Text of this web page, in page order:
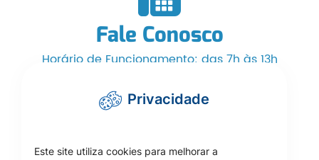
Fale Conosco
Horário de Funcionamento: das 7h às 13h
cmcarlinda@hotmail.com
Privacidade
Este site utiliza cookies para melhorar a